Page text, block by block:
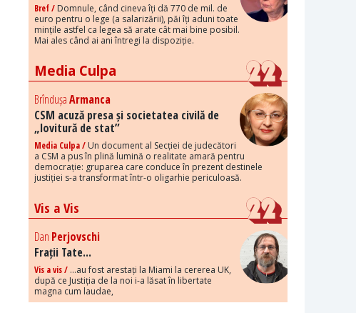
Bref / Domnule, când cineva îți dă 770 de mil. de
euro pentru o lege (a salarizării), păi îți aduni toate
mințile astfel ca legea să arate cât mai bine posibil.
Mai ales când ai ani întregi la dispoziție.
Media Culpa
BrîndușaArmanca
CSM acuză presa și societatea civilă de
„lovitură de stat”
Media Culpa / Un document al Secției de judecători
a CSM a pus în plină lumină o realitate amară pentru
democrație: gruparea care conduce în prezent destinele
justiției s-a transformat într-o oligarhie periculoasă.
Vis a Vis
Dan Perjovschi
Frații Tate...
Vis a vis / ...au fost arestați la Miami la cererea UK,
după ce Justiția de la noi i-a lăsat în libertate
magna cum laudae,